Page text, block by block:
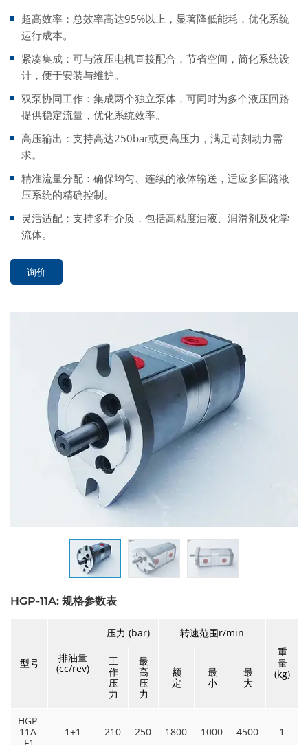
超高效率：总效率高达95%以上，显著降低能耗，优化系统
运行成本。
紧凑集成：可与液压电机直接配合，节省空间，简化系统设
计，便于安装与维护。
双泵协同工作：集成两个独立泵体，可同时为多个液压回路
提供稳定流量，优化系统效率。
高压输出：支持高达250bar或更高压力，满足苛刻动力需
求。
精准流量分配：确保均匀、连续的液体输送，适应多回路液
压系统的精确控制。
灵活适配：支持多种介质，包括高粘度油液、润滑剂及化学
流体。
询价
HGP-11A: 规格参数表
型号
排油量
(cc/rev)
压力 (bar)
转速范围r/min
重
量
(kg)
工
作
压
力
最
高
压
力
额
定
最
小
最
大
HGP-
11A-
1+1 210 250 1800 1000 4500 1